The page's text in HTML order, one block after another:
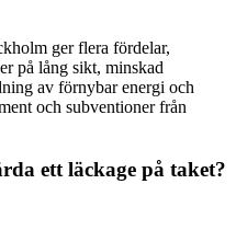
ger flera fördelar,
på lång sikt, minskad
av förnybar energi och
och subventioner från
ett läckage på taket?